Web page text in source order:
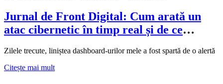
Jurnal de Front Digital: Cum arată un
atac cibernetic în timp real și de ce
de scumpă e ignoranța
Zilele trecute, liniștea dashboard-urilor mele a fost spartă de o alertă
Citește mai multabout Jurnal de Front Digital: Cum arată un atac